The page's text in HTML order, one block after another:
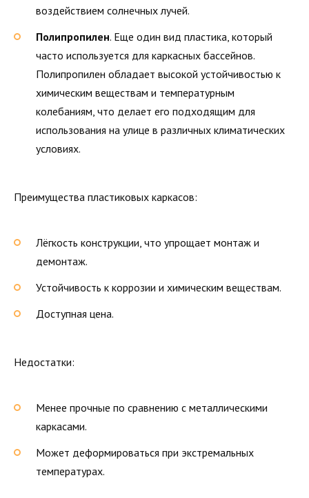
воздействием солнечных лучей.
Полипропилен. Еще один вид пластика, который
часто используется для каркасных бассейнов.
Полипропилен обладает высокой устойчивостью к
химическим веществам и температурным
колебаниям, что делает его подходящим для
использования на улице в различных климатических
условиях.
Преимущества пластиковых каркасов:
Лёгкость конструкции, что упрощает монтаж и
демонтаж.
Устойчивость к коррозии и химическим веществам.
Доступная цена.
Недостатки:
Менее прочные по сравнению с металлическими
каркасами.
Может деформироваться при экстремальных
температурах.